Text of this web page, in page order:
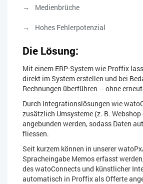
Medienbrüche
Hohes Fehlerpotenzial
Die Lösung:
Mit einem ERP-System wie Proffix
direkt im System erstellen und bei
Rechnungen überführen – ohne
Durch Integrationslösungen wie
zusätzlich Umsysteme (z. B. Webshop
angebunden werden, sodass Daten
fliessen.
Seit kurzem können in unserer
Spracheingabe Memos erfasst
des watoConnects und künstlicher
automatisch in Proffix als Offerte